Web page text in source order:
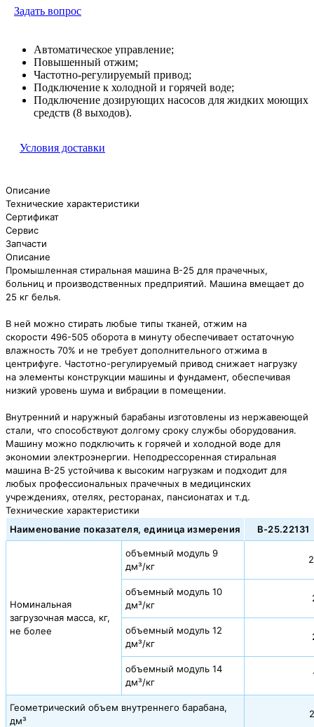
Задать вопрос
Автоматическое управление;
Повышенный отжим;
Частотно-регулируемый привод;
Подключение к холодной и горячей воде;
Подключение дозирующих насосов для жидких моющих
средств (8 выходов).
Условия доставки
Описание
Технические характеристики
Сертификат
Сервис
Запчасти
Описание
Промышленная стиральная машина В-25 для прачечных,
больниц и производственных предприятий. Машина вмещает до
25 кг белья.
В ней можно стирать любые типы тканей, отжим на
скорости 496-505 оборота в минуту обеспечивает остаточную
влажность 70% и не требует дополнительного отжима в
центрифуге. Частотно-регулируемый привод снижает нагрузку
на элементы конструкции машины и фундамент, обеспечивая
низкий уровень шума и вибрации в помещении.
Внутренний и наружный барабаны изготовлены из нержавеющей
стали, что способствуют долгому сроку службы оборудования.
Машину можно подключить к горячей и холодной воде для
экономии электроэнергии. Неподрессоренная стиральная
машина В-25 устойчива к высоким нагрузкам и подходит для
любых профессиональных прачечных в медицинских
учреждениях, отелях, ресторанах, пансионатах и т.д.
Технические характеристики
Наименование показателя, единица измерения
В-25.22131
Номинальная
загрузочная масса, кг,
не более
объемный модуль 9
дм³/кг
объемный модуль 10
дм³/кг
объемный модуль 12
дм³/кг
объемный модуль 14
дм³/кг
Геометрический объем внутреннего барабана,
дм³